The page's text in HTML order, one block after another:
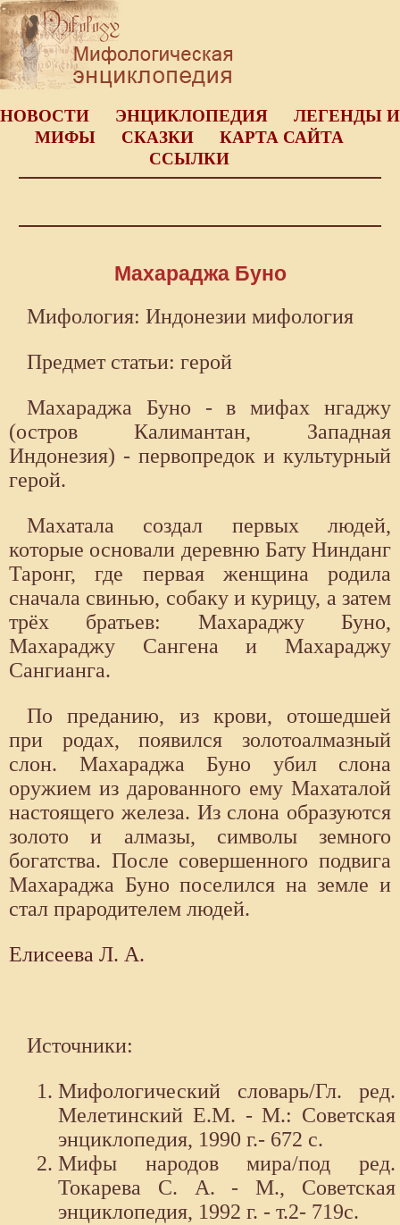
НОВОСТИ ЭНЦИКЛОПЕДИЯ
ЛЕГЕНДЫ И
МИФЫ
СКАЗКИ
КАРТА САЙТА
ССЫЛКИ
Махараджа Буно
Мифология: Индонезии мифология
Предмет статьи: герой
Махараджа Буно - в мифах нгаджу
(остров Калимантан, Западная
Индонезия) - первопредок и культурный
герой.
Махатала создал первых людей,
которые основали деревню Бату Нинданг
Таронг, где первая женщина родила
сначала свинью, собаку и курицу, а затем
трёх братьев: Махараджу Буно,
Махараджу Сангена и Махараджу
Сангианга.
По преданию, из крови, отошедшей
при родах, появился золотоалмазный
слон. Махараджа Буно убил слона
оружием из дарованного ему Махаталой
настоящего железа. Из слона образуются
золото и алмазы, символы земного
богатства. После совершенного подвига
Махараджа Буно поселился на земле и
стал прародителем людей.
Елисеева Л. А.
Источники:
Мифологический словарь/Гл. ред.
Мелетинский Е.М. - М.: Советская
энциклопедия, 1990 г.- 672 с.
Мифы народов мира/под ред.
Токарева С. А. - М., Советская
энциклопедия, 1992 г. - т.2- 719с.